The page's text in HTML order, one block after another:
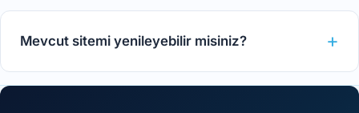
Mevcut sitemi yenileyebilir misiniz?